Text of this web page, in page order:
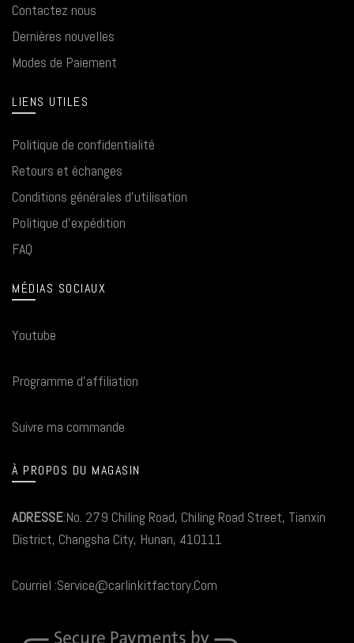
Contactez nous
Dernières nouvelles
Modes de Paiement
LIENS UTILES
Politique de confidentialité
Retours et échanges
Conditions générales d'utilisation
Politique d'expédition
FAQ
MÉDIAS SOCIAUX
Youtube
Programme d'affiliation
Suivre ma commande
À PROPOS DU MAGASIN
ADRESSE:No. 279 Chiling Road, Chiling Road Street, Tianxin
District, Changsha City, Hunan, 410111
Courriel :Service@carlinkitfactory.Com